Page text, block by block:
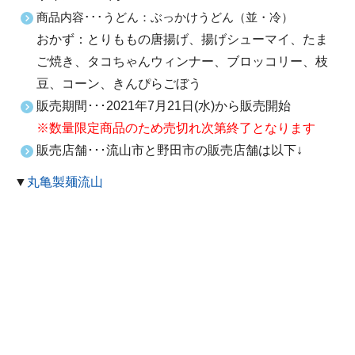
商品内容･･･うどん：ぶっかけうどん（並・冷）
おかず：とりももの唐揚げ、揚げシューマイ、たま
ご焼き、タコちゃんウィンナー、ブロッコリー、枝
豆、コーン、きんぴらごぼう
販売期間･･･2021年7月21日(水)から販売開始
※数量限定商品のため売切れ次第終了となります
販売店舗･･･流山市と野田市の販売店舗は以下↓
▼ 丸亀製麺流山